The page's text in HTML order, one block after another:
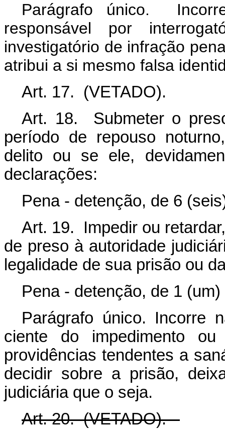
Parágrafo único.
responsável por
investigatório de infração
atribui a si mesmo falsa
Art. 17. (VETADO).
Art. 18. Submeter o
período de repouso
delito ou se ele,
declarações:
Pena - detenção, de 6
Art. 19. Impedir ou
de preso à autoridade
legalidade de sua prisão ou
Pena - detenção, de 1
Parágrafo único. Incorre
ciente do impedimento
providências tendentes a
decidir sobre a prisão,
judiciária que o seja.
Art. 20. (VETADO).